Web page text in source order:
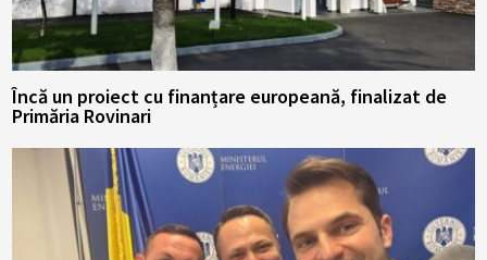
Încă un proiect cu finanțare europeană, finalizat de
Primăria Rovinari